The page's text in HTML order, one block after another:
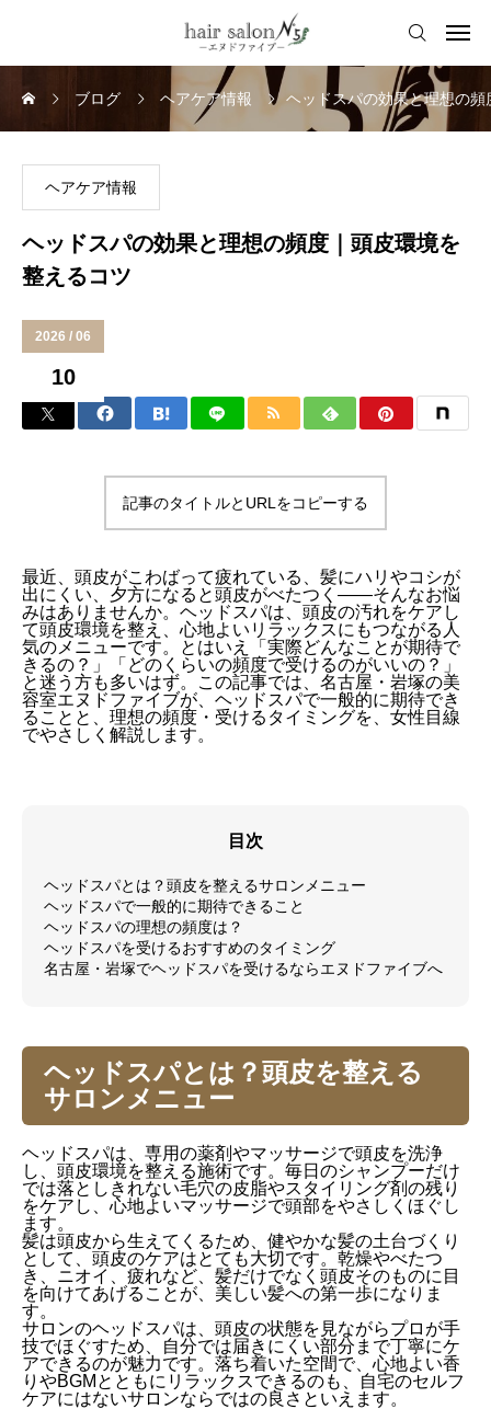
ブログ ヘアケア情報 ヘッドスパの効果と理想の
ヘアケア情報
ヘッドスパの効果と理想の頻度｜頭皮環境を
整えるコツ
2026 / 06
10
記事のタイトルとURLをコピーする
最近、頭皮がこわばって疲れている、髪にハリやコシが
出にくい、夕方になると頭皮がべたつく——そんなお悩
みはありませんか。ヘッドスパは、頭皮の汚れをケアし
て頭皮環境を整え、心地よいリラックスにもつながる人
気のメニューです。とはいえ「実際どんなことが期待で
きるの？」「どのくらいの頻度で受けるのがいいの？」
と迷う方も多いはず。この記事では、名古屋・岩塚の美
容室エヌドファイブが、ヘッドスパで一般的に期待でき
ることと、理想の頻度・受けるタイミングを、女性目線
でやさしく解説します。
目次
ヘッドスパとは？頭皮を整えるサロンメニュー
ヘッドスパで一般的に期待できること
ヘッドスパの理想の頻度は？
ヘッドスパを受けるおすすめのタイミング
名古屋・岩塚でヘッドスパを受けるならエヌドファイブへ
ヘッドスパとは？頭皮を整える
サロンメニュー
ヘッドスパは、専用の薬剤やマッサージで頭皮を洗浄
し、頭皮環境を整える施術です。毎日のシャンプーだけ
では落としきれない毛穴の皮脂やスタイリング剤の残り
をケアし、心地よいマッサージで頭部をやさしくほぐし
ます。
髪は頭皮から生えてくるため、健やかな髪の土台づくり
として、頭皮のケアはとても大切です。乾燥やべたつ
き、ニオイ、疲れなど、髪だけでなく頭皮そのものに目
を向けてあげることが、美しい髪への第一歩になりま
す。
サロンのヘッドスパは、頭皮の状態を見ながらプロが手
技でほぐすため、自分では届きにくい部分まで丁寧にケ
アできるのが魅力です。落ち着いた空間で、心地よい香
りやBGMとともにリラックスできるのも、自宅のセルフ
ケアにはないサロンならではの良さといえます。